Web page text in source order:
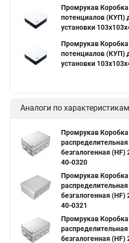
Промрукав
потенциалов (КУП)
установки
Промрукав
потенциалов (КУП)
установки
Аналоги по характеристикам
Промрукав Коробка
безгалогенная (HF)
40-0320
Промрукав Коробка
безгалогенная (HF)
40-0321
Промрукав Коробка
безгалогенная (HF)